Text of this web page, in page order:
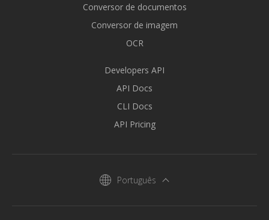
Conversor de documentos
Conversor de imagem
OCR
Developers API
API Docs
CLI Docs
API Pricing
Português